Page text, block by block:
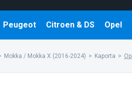
Peugeot Citroen & DS Opel
Mokka / Mokka X (2016-2024) Kaporta